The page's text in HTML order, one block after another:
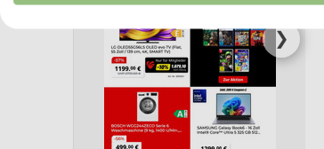
❯
Erstellung von Profilen zur Personalisierung von
Verwendung von Profilen zur Auswahl
Messung der Werbeleistung